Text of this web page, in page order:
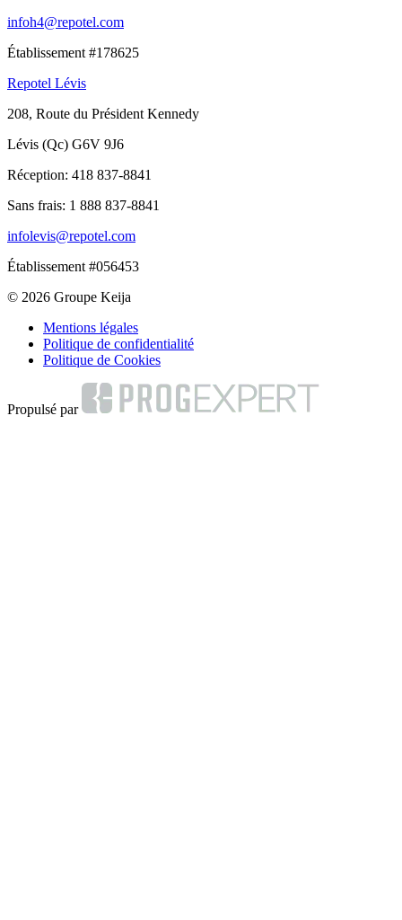
infoh4@repotel.com
Établissement #178625
Repotel Lévis
208, Route du Président Kennedy
Lévis (Qc) G6V 9J6
Réception: 418 837-8841
Sans frais: 1 888 837-8841
infolevis@repotel.com
Établissement #056453
© 2026 Groupe Keija
Mentions légales
Politique de confidentialité
Politique de Cookies
Propulsé par